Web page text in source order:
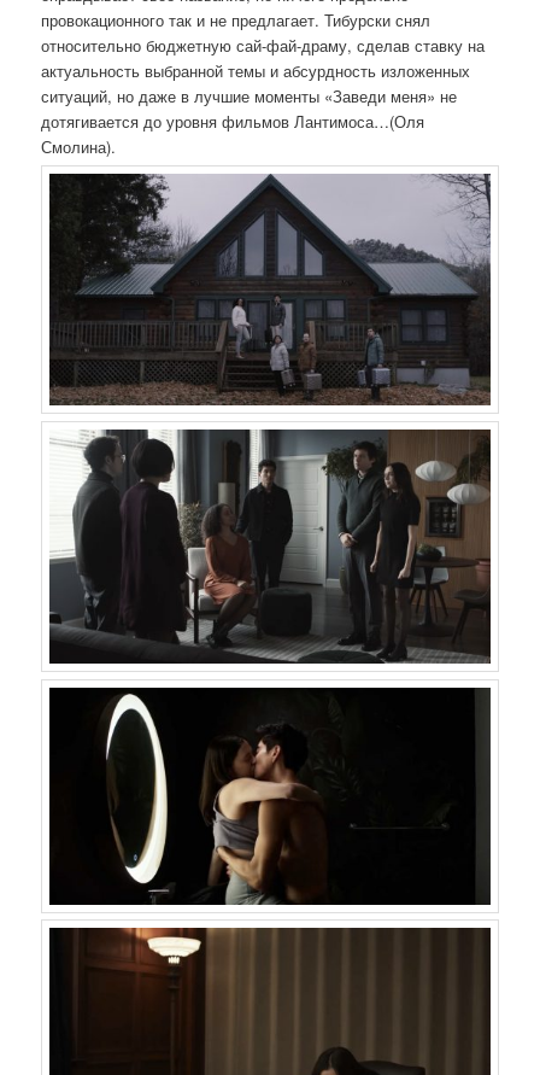
провокационного так и не предлагает. Тибурски снял
относительно бюджетную сай-фай-драму, сделав ставку на
актуальность выбранной темы и абсурдность изложенных
ситуаций, но даже в лучшие моменты «Заведи меня» не
дотягивается до уровня фильмов Лантимоса…(Оля
Смолина).